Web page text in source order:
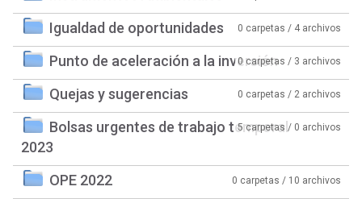
Igualdad de oportunidades 0 carpetas / 4 archivos
Punto de aceleración a la inversión0 carpetas / 3 archivos
Quejas y sugerencias 0 carpetas / 2 archivos
Bolsas urgentes de trabajo temporal
2023
5 carpetas / 0 archivos
OPE 2022 0 carpetas / 10 archivos